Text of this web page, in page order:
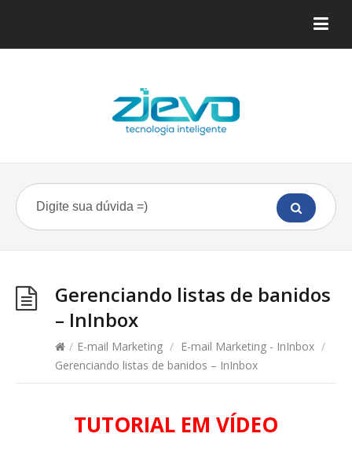
Gerenciando listas de banidos
– InInbox
/ E-mail Marketing / E-mail Marketing - InInbox /
Gerenciando listas de banidos – InInbox
TUTORIAL EM VÍDEO